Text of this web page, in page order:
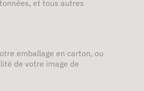
et tous autres
emballage en carton, ou
de votre image de